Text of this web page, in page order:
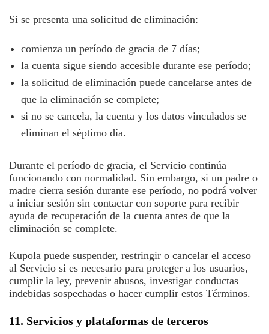
Si se presenta una solicitud de eliminación:
comienza un período de gracia de 7 días;
la cuenta sigue siendo accesible durante ese período;
la solicitud de eliminación puede cancelarse antes de
que la eliminación se complete;
si no se cancela, la cuenta y los datos vinculados se
eliminan el séptimo día.
Durante el período de gracia, el Servicio continúa
funcionando con normalidad. Sin embargo, si un padre o
madre cierra sesión durante ese período, no podrá volver
a iniciar sesión sin contactar con soporte para recibir
ayuda de recuperación de la cuenta antes de que la
eliminación se complete.
Kupola puede suspender, restringir o cancelar el acceso
al Servicio si es necesario para proteger a los usuarios,
cumplir la ley, prevenir abusos, investigar conductas
indebidas sospechadas o hacer cumplir estos Términos.
11. Servicios y plataformas de terceros